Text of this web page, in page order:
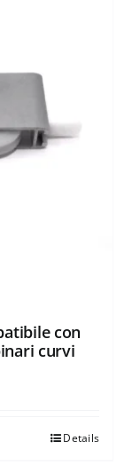
con
curvi
Details